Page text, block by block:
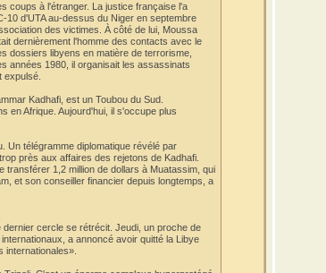
coups à l'étranger. La justice française l'a
10 d'UTA au-dessus du Niger en septembre
des victimes. À côté de lui, Moussa
dernièrement l'homme des contacts avec le
dossiers libyens en matière de terrorisme,
années 1980, il organisait les assassinats
expulsé.
Kadhafi, est un Toubou du Sud.
en Afrique. Aujourd'hui, il s'occupe plus
Un télégramme diplomatique révélé par
près aux affaires des rejetons de Kadhafi.
transférer 1,2 million de dollars à Muatassim, qui
et son conseiller financier depuis longtemps, a
cercle se rétrécit. Jeudi, un proche de
a annoncé avoir quitté la Libye
internationales».